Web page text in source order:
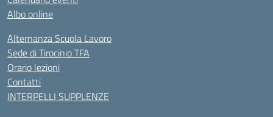
Albo online
Alternanza Scuola Lavoro
Sede di Tirocinio TFA
Orario lezioni
Contatti
INTERPELLI SUPPLENZE